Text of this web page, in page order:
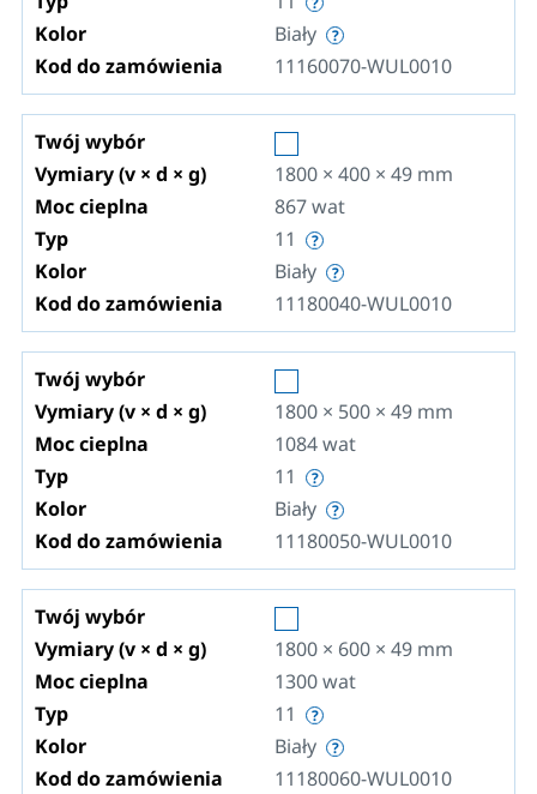
Kolor
Biały
Kod do zamówienia
11160070-WUL0010
Twój wybór
Vymiary (v × d × g)
1800 × 400 × 49 mm
Moc cieplna
867wat
Typ
11
Kolor
Biały
Kod do zamówienia
11180040-WUL0010
Twój wybór
Vymiary (v × d × g)
1800 × 500 × 49 mm
Moc cieplna
1084wat
Typ
11
Kolor
Biały
Kod do zamówienia
11180050-WUL0010
Twój wybór
Vymiary (v × d × g)
1800 × 600 × 49 mm
Moc cieplna
1300wat
Typ
11
Kolor
Biały
Kod do zamówienia
11180060-WUL0010